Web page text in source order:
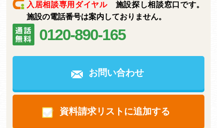
入居相談専用ダイヤル施設探し相談窓口です。
施設の電話番号は案内しておりません。
0120-890-165
お問い合わせ
資料請求リストに追加する